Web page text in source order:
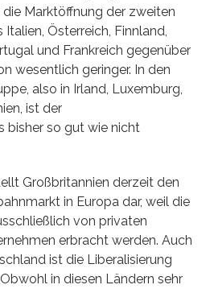
Marktöffnung der zweiten
Österreich, Finnland,
und Frankreich gegenüber
wesentlich geringer. In den
also in Irland, Luxemburg,
ist der
bisher so gut wie nicht
Großbritannien derzeit den
in Europa dar, weil die
von privaten
erbracht werden. Auch
ist die Liberalisierung
in diesen Ländern sehr